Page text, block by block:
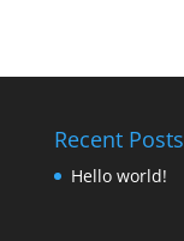
Recent Posts
Hello world!